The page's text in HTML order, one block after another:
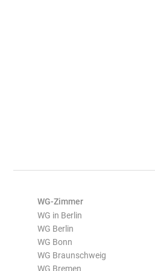
WG-Zimmer
WG in Berlin
WG Berlin
WG Bonn
WG Braunschweig
WG Bremen